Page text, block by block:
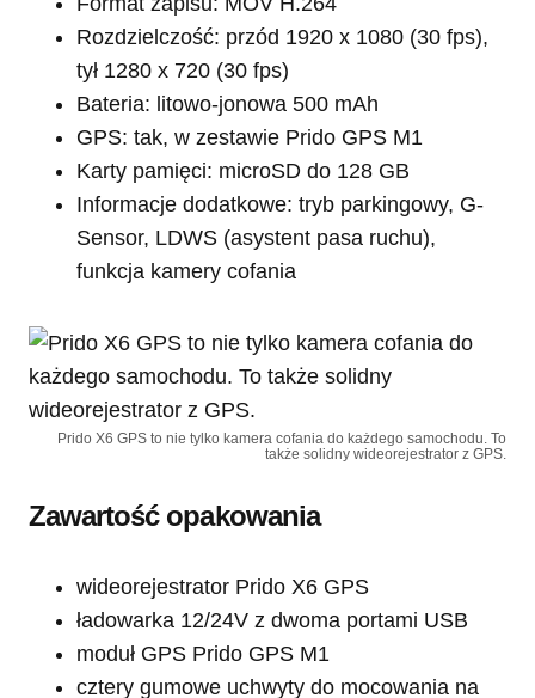
Rozdzielczość: przód 1920 x 1080 (30 fps),
tył 1280 x 720 (30 fps)
Bateria: litowo-jonowa 500 mAh
GPS: tak, w zestawie Prido GPS M1
Karty pamięci: microSD do 128 GB
Informacje dodatkowe: tryb parkingowy, G-
Sensor, LDWS (asystent pasa ruchu),
funkcja kamery cofania
Prido X6 GPS to nie tylko kamera cofania do każdego samochodu. To
także solidny wideorejestrator z GPS.
Zawartość opakowania
wideorejestrator Prido X6 GPS
ładowarka 12/24V z dwoma portami USB
moduł GPS Prido GPS M1
cztery gumowe uchwyty do mocowania na